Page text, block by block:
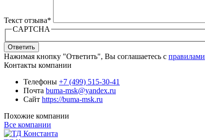
Текст отзыва*
CAPTCHA
Ответить
Нажимая кнопку "Ответить", Вы соглашаетесь с правилами
Контакты компании
Телефоны +7 (499) 515-30-41
Почта buma-msk@yandex.ru
Сайт https://buma-msk.ru
Похожие компании
Все компании